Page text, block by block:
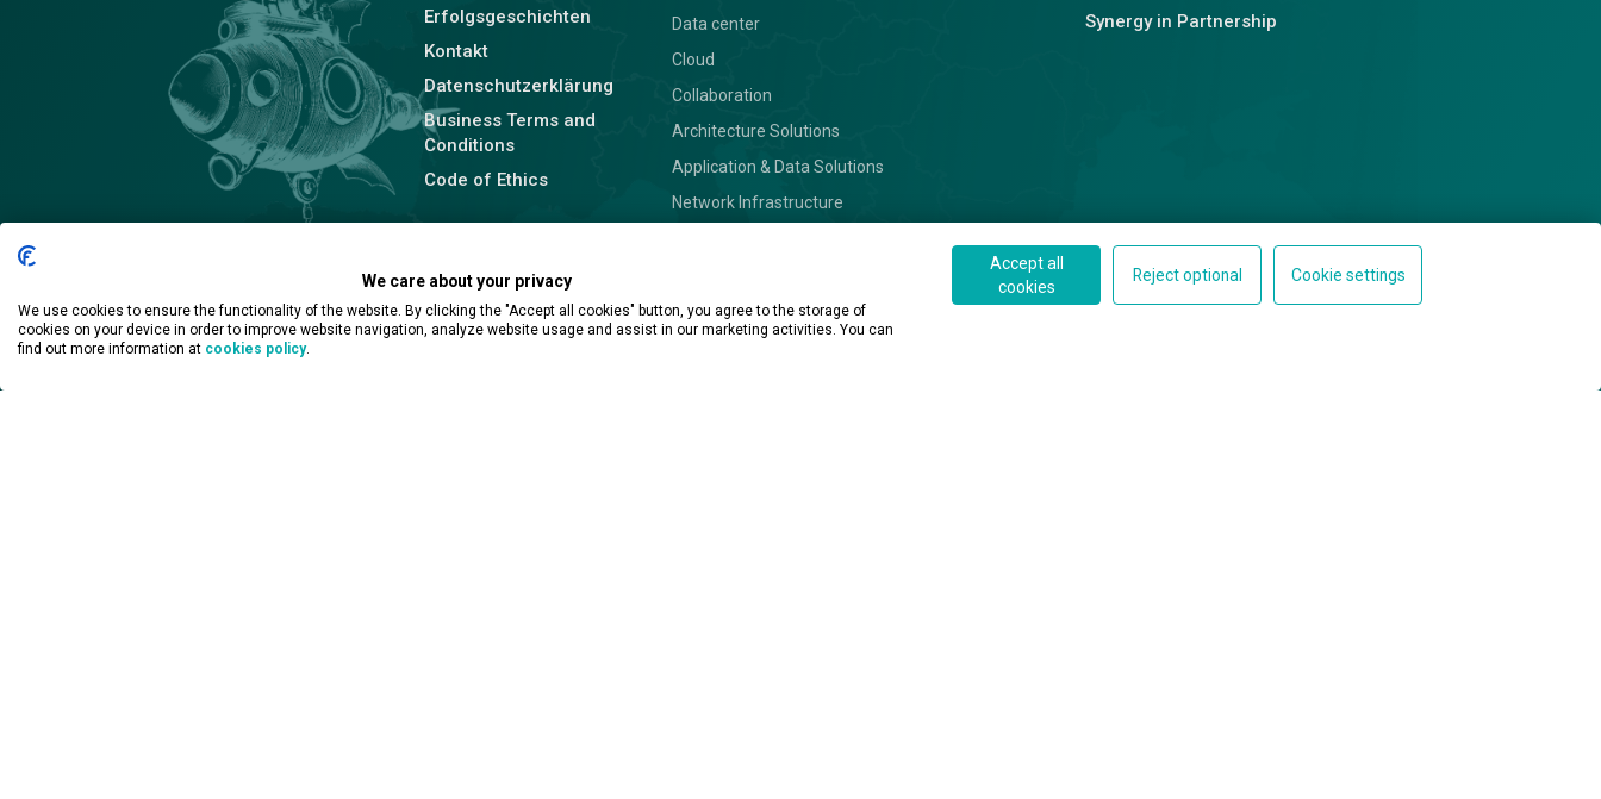
Erfolgsgeschichten
Kontakt
Datenschutzerklärung
Business Terms and
Conditions
Code of Ethics
Data center
Cloud
Collaboration
Architecture Solutions
Application & Data Solutions
Network Infrastructure
Synergy in Partnership
We care about your privacy
We use cookies to ensure the functionality of the website. By clicking the "Accept all cookies" button, you agree to the storage of
cookies on your device in order to improve website navigation, analyze website usage and assist in our marketing activities. You can
find out more information at cookies policy.
Accept all
cookies
Reject optional Cookie settings